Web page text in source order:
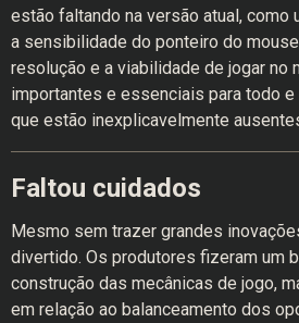
estão faltando na versão atual, como
a sensibilidade do ponteiro do
resolução e a viabilidade de jogar no
importantes e essenciais para todo e
que estão inexplicavelmente
Faltou cuidados
Mesmo sem trazer grandes
divertido. Os produtores fizeram um
construção das mecânicas de jogo,
em relação ao balanceamento dos